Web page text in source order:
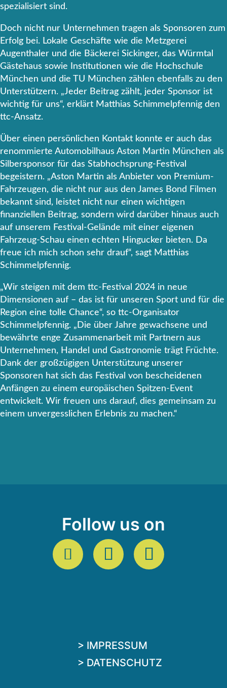
spezialisiert sind.
Doch nicht nur Unternehmen tragen als Sponsoren zum
Erfolg bei. Lokale Geschäfte wie die Metzgerei
Augenthaler und die Bäckerei Sickinger, das Würmtal
Gästehaus sowie Institutionen wie die Hochschule
München und die TU München zählen ebenfalls zu den
Unterstützern. „Jeder Beitrag zählt, jeder Sponsor ist
wichtig für uns“, erklärt Matthias Schimmelpfennig den
ttc-Ansatz.
Über einen persönlichen Kontakt konnte er auch das
renommierte Automobilhaus Aston Martin München als
Silbersponsor für das Stabhochsprung-Festival
begeistern. „Aston Martin als Anbieter von Premium-
Fahrzeugen, die nicht nur aus den James Bond Filmen
bekannt sind, leistet nicht nur einen wichtigen
finanziellen Beitrag, sondern wird darüber hinaus auch
auf unserem Festival-Gelände mit einer eigenen
Fahrzeug-Schau einen echten Hingucker bieten. Da
freue ich mich schon sehr drauf“, sagt Matthias
Schimmelpfennig.
„Wir steigen mit dem ttc-Festival 2024 in neue
Dimensionen auf – das ist für unseren Sport und für die
Region eine tolle Chance“, so ttc-Organisator
Schimmelpfennig. „Die über Jahre gewachsene und
bewährte enge Zusammenarbeit mit Partnern aus
Unternehmen, Handel und Gastronomie trägt Früchte.
Dank der großzügigen Unterstützung unserer
Sponsoren hat sich das Festival von bescheidenen
Anfängen zu einem europäischen Spitzen-Event
entwickelt. Wir freuen uns darauf, dies gemeinsam zu
einem unvergesslichen Erlebnis zu machen.“
Follow us on
> IMPRESSUM
> DATENSCHUTZ